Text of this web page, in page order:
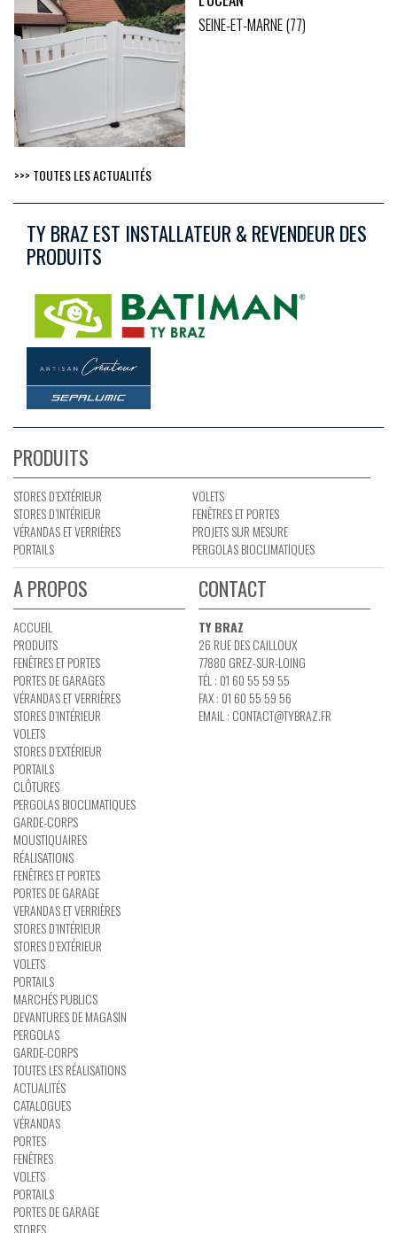
SEINE-ET-MARNE (77)
>>> TOUTES LES ACTUALITÉS
TY BRAZ EST INSTALLATEUR & REVENDEUR DES
PRODUITS
PRODUITS
STORES D’EXTÉRIEUR
STORES D’INTÉRIEUR
VÉRANDAS ET VERRIÈRES
PORTAILS
VOLETS
FENÊTRES ET PORTES
PROJETS SUR MESURE
PERGOLAS BIOCLIMATIQUES
A PROPOS
ACCUEIL
PRODUITS
FENÊTRES ET PORTES
PORTES DE GARAGES
VÉRANDAS ET VERRIÈRES
STORES D’INTÉRIEUR
VOLETS
STORES D’EXTÉRIEUR
PORTAILS
CLÔTURES
PERGOLAS BIOCLIMATIQUES
GARDE-CORPS
MOUSTIQUAIRES
RÉALISATIONS
FENÊTRES ET PORTES
PORTES DE GARAGE
VERANDAS ET VERRIÈRES
STORES D’INTÉRIEUR
STORES D’EXTÉRIEUR
VOLETS
PORTAILS
MARCHÉS PUBLICS
DEVANTURES DE MAGASIN
PERGOLAS
GARDE-CORPS
TOUTES LES RÉALISATIONS
ACTUALITÉS
CATALOGUES
VÉRANDAS
PORTES
FENÊTRES
VOLETS
PORTAILS
PORTES DE GARAGE
STORES
CONTACT
TY BRAZ
26 RUE DES CAILLOUX
77880 GREZ-SUR-LOING
TÉL : 01 60 55 59 55
FAX : 01 60 55 59 56
EMAIL : CONTACT@TYBRAZ.FR